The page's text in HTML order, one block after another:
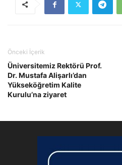
Önceki İçerik
Üniversitemiz Rektörü Prof.
Dr. Mustafa Alişarlı’dan
Yükseköğretim Kalite
Kurulu’na ziyaret